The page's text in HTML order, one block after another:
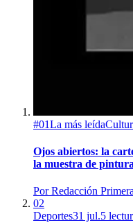
#01La más leída
Ojos abiertos: la
la muestra de
PorRedacción
02
Deportes31 jul.5